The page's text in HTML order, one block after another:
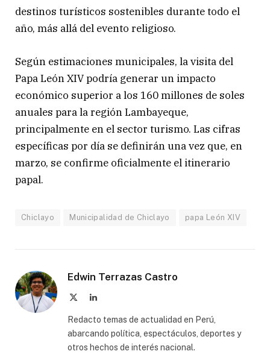
destinos turísticos sostenibles durante todo el
año, más allá del evento religioso.
Según estimaciones municipales, la visita del
Papa León XIV podría generar un impacto
económico superior a los 160 millones de soles
anuales para la región Lambayeque,
principalmente en el sector turismo. Las cifras
específicas por día se definirán una vez que, en
marzo, se confirme oficialmente el itinerario
papal.
Chiclayo Municipalidad de Chiclayo papa León XIV
Edwin Terrazas Castro
LinkedIn
Redacto temas de actualidad en Perú,
abarcando política, espectáculos, deportes y
otros hechos de interés nacional.